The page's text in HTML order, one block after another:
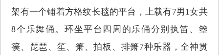
架有一个铺着方格纹长毯的平台，上载有7男1女共
8个乐舞俑。环坐平台四周的乐俑分别执笛、箜
篌、琵琶、笙、箫、拍板、排箫7种乐器，全神贯